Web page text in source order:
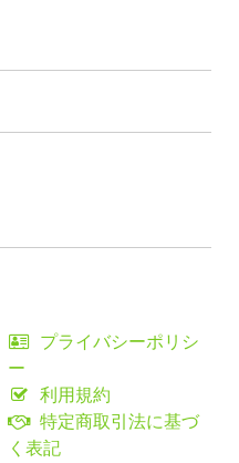
プライバシーポリシ
ー
利用規約
特定商取引法に基づ
く表記